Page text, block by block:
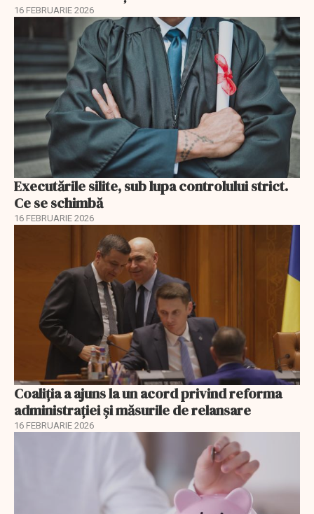
16 FEBRUARIE 2026
Executările silite, sub lupa controlului strict.
Ce se schimbă
16 FEBRUARIE 2026
Coaliția a ajuns la un acord privind reforma
administrației și măsurile de relansare
16 FEBRUARIE 2026